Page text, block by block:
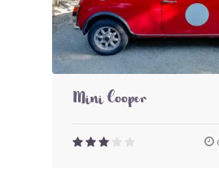
Mini Cooper